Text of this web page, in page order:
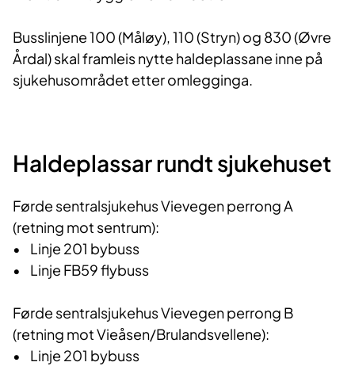
Busslinjene 100 (Måløy), 110 (Stryn) og 830 (Øvre
Årdal) skal framleis nytte haldeplassane inne på
sjukehusområdet etter omlegginga.
Haldeplassar rundt sjukehuset
Førde sentralsjukehus Vievegen perrong A
(retning mot sentrum):
• Linje 201 bybuss
• Linje FB59 flybuss
Førde sentralsjukehus Vievegen perrong B
(retning mot Vieåsen/Brulandsvellene):
• Linje 201 bybuss